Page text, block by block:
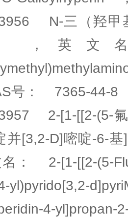
N-三（羟甲
英文
号： 7365-44-8
2-[1-[[2-(5-
并[3,2-D]嘧啶-6-
： 2-[1-[[2-(5-
yl)pyrido[3,2-
4-